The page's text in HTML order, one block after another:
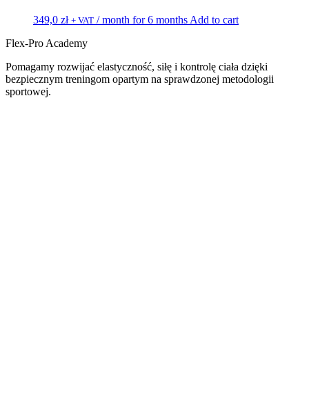
349,0 zł + VAT / month for 6 months Add to cart
Flex-Pro Academy
Pomagamy rozwijać elastyczność, siłę i kontrolę ciała dzięki
bezpiecznym treningom opartym na sprawdzonej metodologii
sportowej.